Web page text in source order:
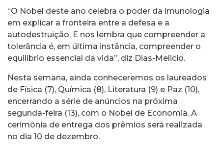
“O Nobel deste ano celebra o poder da imunologia
em explicar a fronteira entre a defesa e a
autodestruição. E nos lembra que compreender a
tolerância é, em última instância, compreender o
equilíbrio essencial da vida”, diz Dias-Melicio.
Nesta semana, ainda conheceremos os laureados
de Física (7), Química (8), Literatura (9) e Paz (10),
encerrando a série de anúncios na próxima
segunda-feira (13), com o Nobel de Economia. A
cerimônia de entrega dos prêmios será realizada
no dia 10 de dezembro.